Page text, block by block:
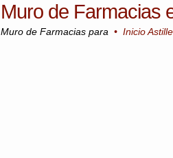
Muro de Farmacias
Muro de Farmacias para • Inicio